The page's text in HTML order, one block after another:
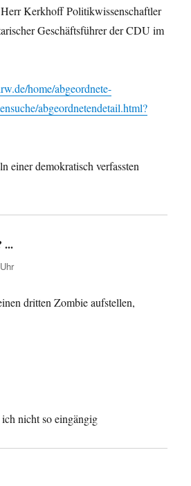
Kerkhoff Politikwissenschaftler
Geschäftsführer der CDU im
home/abgeordnete-
abgeordnetendetail.html?
einer demokratisch verfassten
...
dritten Zombie aufstellen,
nicht so eingängig